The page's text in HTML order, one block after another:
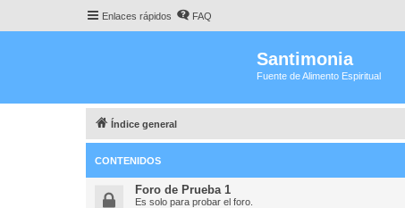
Enlaces rápidos FAQ
Santimonia
Fuente de Alimento Espiritual
Índice general
CONTENIDOS
Foro de Prueba 1
Es solo para probar el foro.